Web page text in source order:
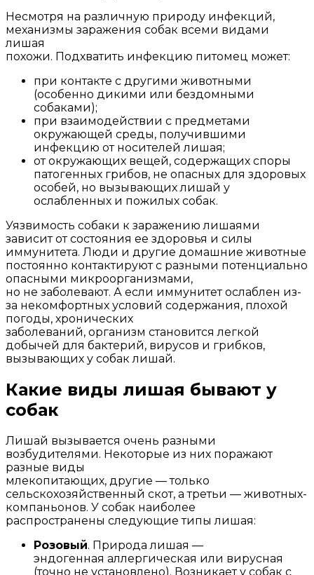
Несмотря на различную природу инфекций,
механизмы заражения собак всеми видами
лишая
похожи. Подхватить инфекцию питомец может:
при контакте с другими животными
(особенно дикими или бездомными
собаками);
при взаимодействии с предметами
окружающей среды, получившими
инфекцию от носителей лишая;
от окружающих вещей, содержащих споры
патогенных грибов, не опасных для здоровых
особей, но вызывающих лишай у
ослабленных и пожилых собак.
Уязвимость собаки к заражению лишаями
зависит от состояния ее здоровья и силы
иммунитета. Люди и другие домашние животные
постоянно контактируют с разными потенциально
опасными микроорганизмами,
но не заболевают. А если иммунитет ослаблен из-
за некомфортных условий содержания, плохой
погоды, хронических
заболеваний, организм становится легкой
добычей для бактерий, вирусов и грибков,
вызывающих у собак лишай.
Какие виды лишая бывают у
собак
Лишай вызывается очень разными
возбудителями. Некоторые из них поражают
разные виды
млекопитающих, другие — только
сельскохозяйственный скот, а третьи — животных-
компаньонов. У собак наиболее
распространены следующие типы лишая:
Розовый. Природа лишая —
эндогенная аллергическая или вирусная
(точно не установлено). Возникает у собак с